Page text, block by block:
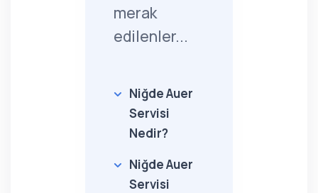
merak
edilenler...
Niğde Auer
Servisi
Nedir?
Niğde Auer
Servisi